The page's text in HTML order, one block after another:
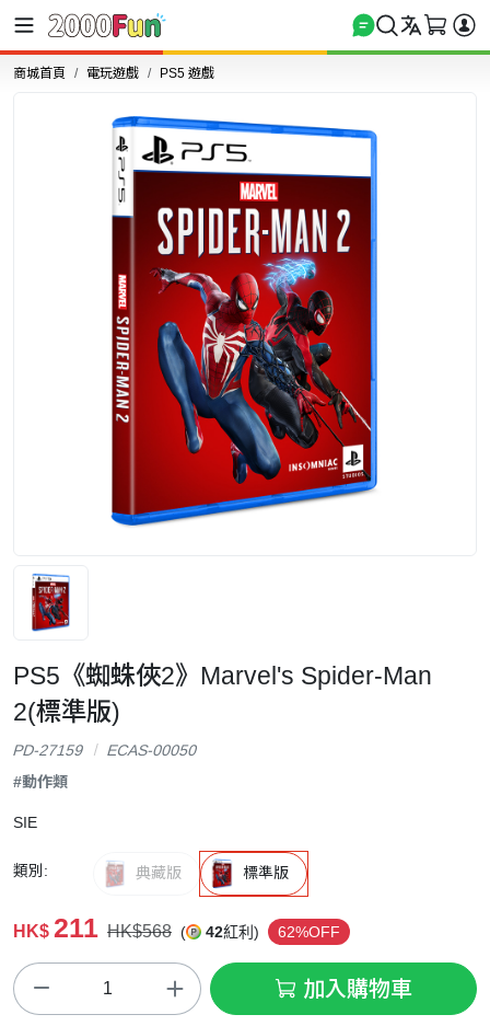
商城首頁 電玩遊戲 PS5 遊戲
PS5《蜘蛛俠2》Marvel's Spider-Man
2(標準版)
PD-27159
ECAS-00050
#動作類
SIE
類別: 典藏版 標準版
HK$ 211 HK$568 ( 42紅利) 62%OFF
加入購物車